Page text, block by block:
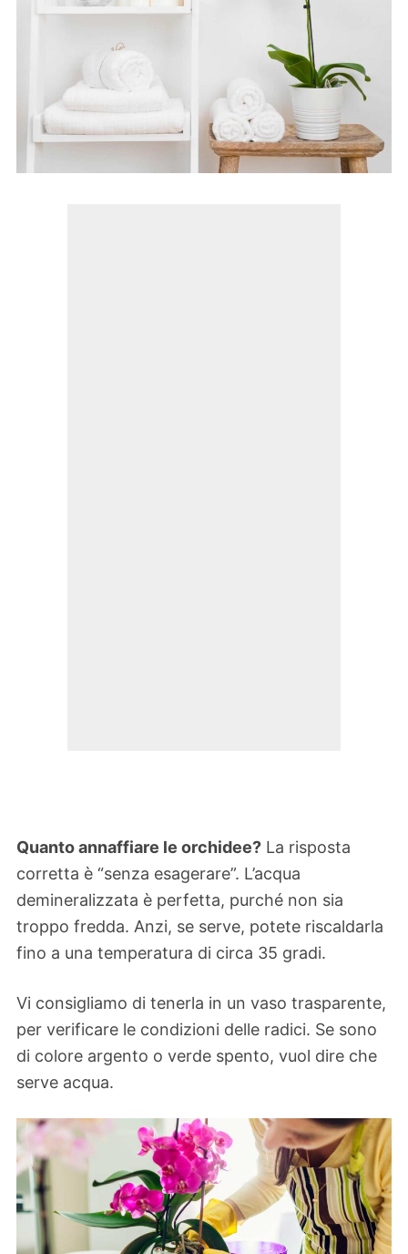
Quanto annaffiare le orchidee? La risposta
corretta è “senza esagerare”. L’acqua
demineralizzata è perfetta, purché non sia
troppo fredda. Anzi, se serve, potete riscaldarla
fino a una temperatura di circa 35 gradi.
Vi consigliamo di tenerla in un vaso trasparente,
per verificare le condizioni delle radici. Se sono
di colore argento o verde spento, vuol dire che
serve acqua.